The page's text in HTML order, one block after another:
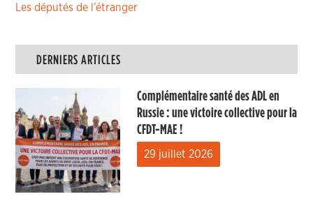
Les députés de l’étranger
DERNIERS ARTICLES
Complémentaire santé des ADL en
Russie : une victoire collective pour la
CFDT-MAE !
29 juillet 2026